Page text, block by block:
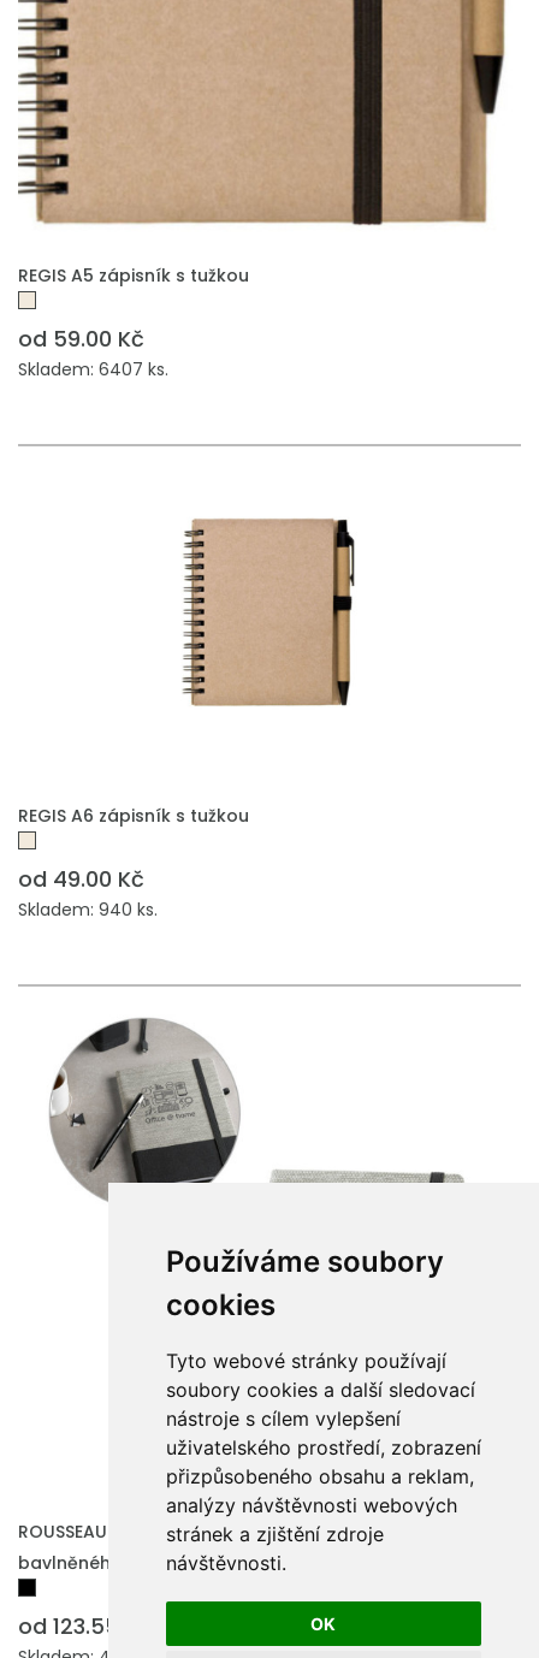
Používáme soubory
cookies
Tyto webové stránky používají
soubory cookies a další sledovací
nástroje s cílem vylepšení
uživatelského prostředí, zobrazení
přizpůsobeného obsahu a reklam,
analýzy návštěvnosti webových
stránek a zjištění zdroje
návštěvnosti.
OK
REGIS A5 zápisník s tužkou
od 59.00 Kč
Skladem: 6407 ks.
REGIS A6 zápisník s tužkou
od 49.00 Kč
Skladem: 940 ks.
ROUSSEAU. Poznámkový blok A5 ze slaměného vlákna a
bavlněného plátna s linkovanými stránkami
od 123.55 Kč